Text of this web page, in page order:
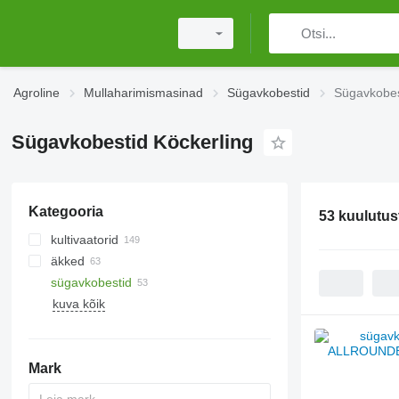
Agroline Mullaharimismasinad Sügavkobestid
Sügavkobestid Köckerling
Kategooria
kultivaatorid
äkked
randaalid
vedruäkked
sügavkobestid
kuva kõik
Mark
53